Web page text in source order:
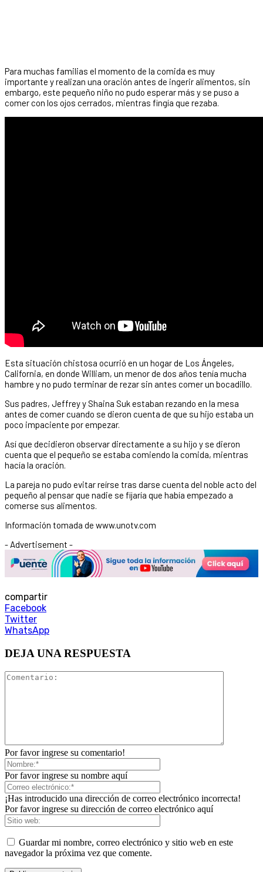
Para muchas familias el momento de la comida es muy
importante y realizan una oración antes de ingerir alimentos, sin
embargo, este pequeño niño no pudo esperar más y se puso a
comer con los ojos cerrados, mientras fingía que rezaba.
Esta situación chistosa ocurrió en un hogar de Los Ángeles,
California, en donde William, un menor de dos años tenía mucha
hambre y no pudo terminar de rezar sin antes comer un bocadillo.
Sus padres, Jeffrey y Shaina Suk estaban rezando en la mesa
antes de comer cuando se dieron cuenta de que su hijo estaba un
poco impaciente por empezar.
Así que decidieron observar directamente a su hijo y se dieron
cuenta que el pequeño se estaba comiendo la comida, mientras
hacía la oración.
La pareja no pudo evitar reírse tras darse cuenta del noble acto del
pequeño al pensar que nadie se fijaría que había empezado a
comerse sus alimentos.
Información tomada de www.unotv.com
- Advertisement -
compartir
Facebook
Twitter
WhatsApp
DEJA UNA RESPUESTA
Por favor ingrese su comentario!
Por favor ingrese su nombre aquí
¡Has introducido una dirección de correo electrónico incorrecta!
Por favor ingrese su dirección de correo electrónico aquí
Guardar mi nombre, correo electrónico y sitio web en este
navegador la próxima vez que comente.